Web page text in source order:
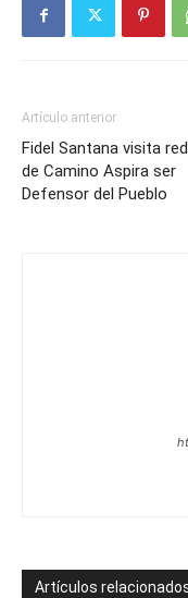
Artículo anterior
Fidel Santana visita
de Camino Aspira ser
Defensor del Pueblo
Artículos